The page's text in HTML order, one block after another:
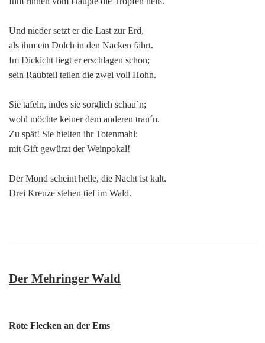
Und nieder setzt er die Last zur Erd,
als ihm ein Dolch in den Nacken fährt.
Im Dickicht liegt er erschlagen schon;
sein Raubteil teilen die zwei voll Hohn.
Sie tafeln, indes sie sorglich schau´n;
wohl möchte keiner dem anderen trau´n.
Zu spät! Sie hielten ihr Totenmahl:
mit Gift gewürzt der Weinpokal!
Der Mond scheint helle, die Nacht ist kalt.
Drei Kreuze stehen tief im Wald.
Der Mehringer Wald
Rote Flecken an der Ems